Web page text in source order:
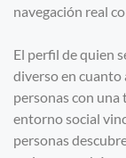
navegación real
El perfil de quien
diverso en cuanto
personas con
entorno social
personas